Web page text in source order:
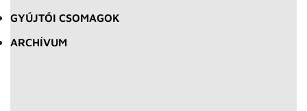
GYŰJTŐI CSOMAGOK
ARCHÍVUM